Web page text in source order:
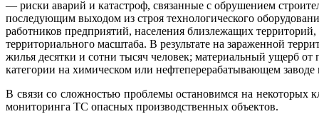
— риски аварий и катастроф, связанные с обрушением
последующим выходом из строя технологического
работников предприятий, населения близлежащих территорий,
территориального масштаба. В результате на зараженной
жилья десятки и сотни тысяч человек; материальный ущерб от
категории на химическом или нефтеперерабатывающем
В связи со сложностью проблемы остановимся на некоторых
мониторинга ТС опасных производственных объектов.